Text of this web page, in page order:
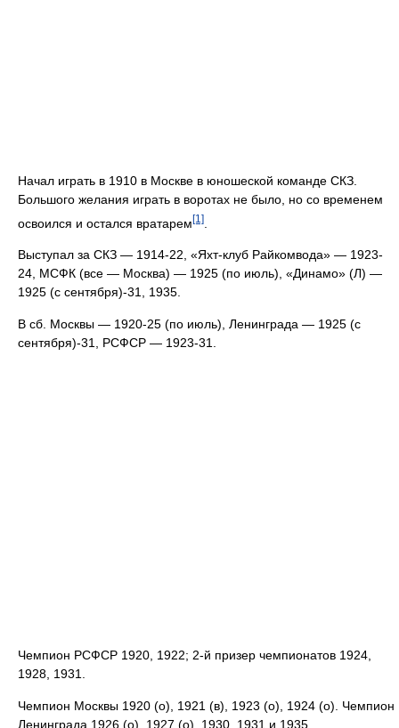
Начал играть в 1910 в Москве в юношеской команде СКЗ.
Большого желания играть в воротах не было, но со временем
освоился и остался вратарем[1]
Выступал за СКЗ — 1914-22, «Яхт-клуб Райкомвода» — 1923-
24, МСФК (все — Москва) — 1925 (по июль), «Динамо» (Л) —
1925 (с сентября)-31, 1935.
В сб. Москвы — 1920-25 (по июль), Ленинграда — 1925 (с
сентября)-31, РСФСР — 1923-31.
Чемпион РСФСР 1920, 1922; 2-й призер чемпионатов 1924,
1928, 1931.
Чемпион Москвы 1920 (о), 1921 (в), 1923 (о), 1924 (о). Чемпион
Ленинграда 1926 (о), 1927 (о), 1930, 1931 и 1935.